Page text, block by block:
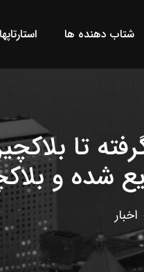
شتاب دهنده ها استارتاپها
گرفته تا
شده و
اخبار